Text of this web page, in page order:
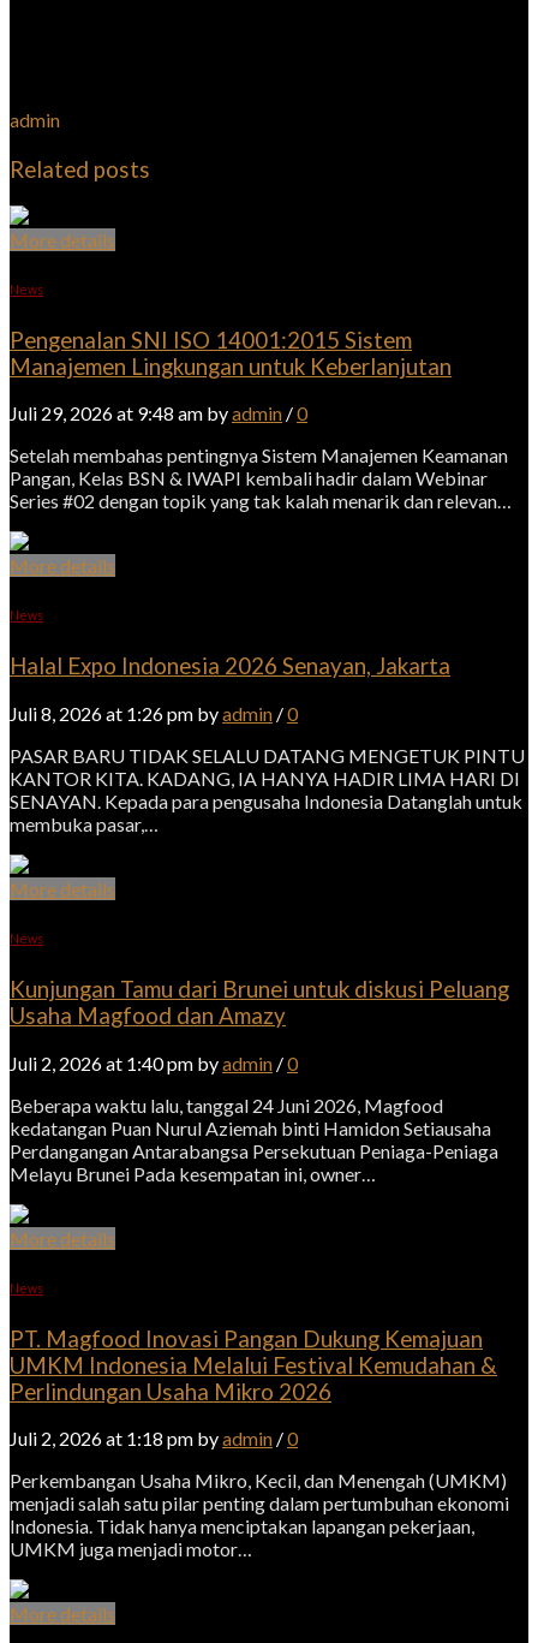
admin
Related posts
More details
News
Pengenalan SNI ISO 14001:2015 Sistem
Manajemen Lingkungan untuk Keberlanjutan
Juli 29, 2026 at 9:48 am byadmin /0
Setelah membahas pentingnya Sistem Manajemen Keamanan
Pangan, Kelas BSN & IWAPI kembali hadir dalam Webinar
Series #02 dengan topik yang tak kalah menarik dan relevan…
More details
News
Halal Expo Indonesia 2026 Senayan, Jakarta
Juli 8, 2026 at 1:26 pm byadmin /0
PASAR BARU TIDAK SELALU DATANG MENGETUK PINTU
KANTOR KITA. KADANG, IA HANYA HADIR LIMA HARI DI
SENAYAN. Kepada para pengusaha Indonesia Datanglah untuk
membuka pasar,…
More details
News
Kunjungan Tamu dari Brunei untuk diskusi Peluang
Usaha Magfood dan Amazy
Juli 2, 2026 at 1:40 pm byadmin /0
Beberapa waktu lalu, tanggal 24 Juni 2026, Magfood
kedatangan Puan Nurul Aziemah binti Hamidon Setiausaha
Perdangangan Antarabangsa Persekutuan Peniaga-Peniaga
Melayu Brunei Pada kesempatan ini, owner…
More details
News
PT. Magfood Inovasi Pangan Dukung Kemajuan
UMKM Indonesia Melalui Festival Kemudahan &
Perlindungan Usaha Mikro 2026
Juli 2, 2026 at 1:18 pm byadmin /0
Perkembangan Usaha Mikro, Kecil, dan Menengah (UMKM)
menjadi salah satu pilar penting dalam pertumbuhan ekonomi
Indonesia. Tidak hanya menciptakan lapangan pekerjaan,
UMKM juga menjadi motor…
More details